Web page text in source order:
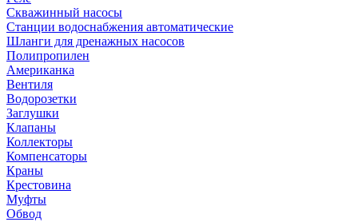
Скважинный насосы
Станции водоснабжения автоматические
Шланги для дренажных насосов
Полипропилен
Американка
Вентиля
Водорозетки
Заглушки
Клапаны
Коллекторы
Компенсаторы
Краны
Крестовина
Муфты
Обвод